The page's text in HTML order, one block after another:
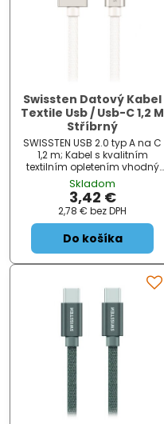
Swissten Datový Kabel
Textile Usb / Usb-C 1,2 M
Stříbrný
SWISSTEN USB 2.0 typ A na C
1,2 m; Kabel s kvalitním
textilním opletením vhodný
pro připojení zařízení s
konektorem USB typu C k
počítači. Podporuje nabíjení
proudem až 3 A. ZÁKLADNÍ
SPECIFIKACE;...
Skladom
3,42 €
2,78 € bez DPH
Do košíka